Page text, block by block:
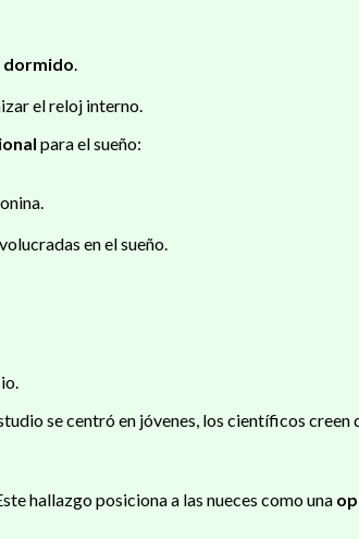
dormido.
el reloj interno.
para el sueño:
en el sueño.
se centró en jóvenes, los científicos
hallazgo posiciona a las nueces como una